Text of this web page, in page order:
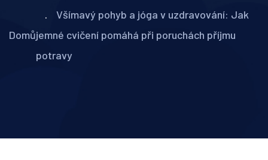
Domů
Všímavý pohyb a jóga v uzdravování: Jak
jemné cvičení pomáhá při poruchách příjmu
potravy